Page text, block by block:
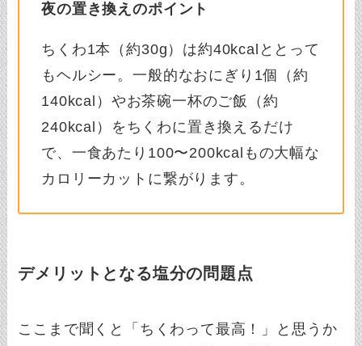
夜の置き換えのポイント
ちくわ1本（約30g）は約40kcalととって
もヘルシー。一般的なおにぎり1個（約
140kcal）やお茶碗一杯のご飯（約
240kcal）をちくわに置き換えるだけ
で、一食あたり100〜200kcalもの大幅な
カロリーカットに繋がります。
デメリットとなる塩分の問題点
ここまで聞くと「ちくわって最高！」と思うか